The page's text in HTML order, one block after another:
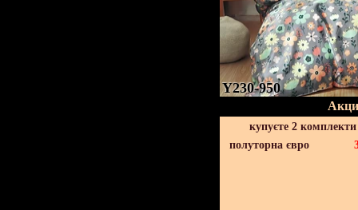
Y230-950
купуєте 2
полуторна євро